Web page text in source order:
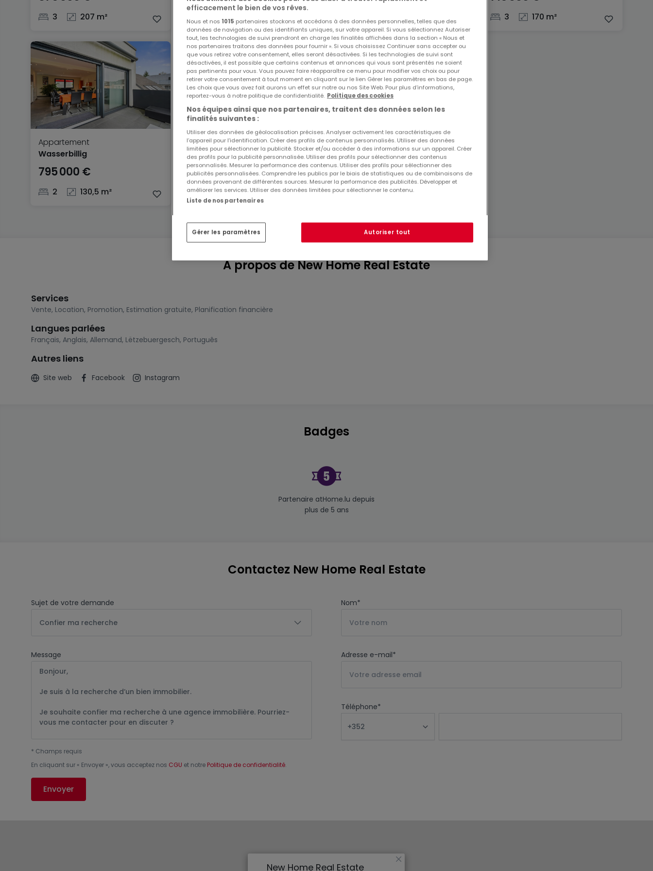
3 207 m² 4 269,55 m² 5 200 m² 3 170 m²
Appartement
Wasserbillig
795 000 €
2 130,5 m²
Terrain
Wincheringen
400 000 €
13,27 ares
A propos de New Home Real Estate
Services
Vente, Location, Promotion, Estimation gratuite, Planification financière
Langues parlées
Français, Anglais, Allemand, Lëtzebuergesch, Português
Autres liens
Site web Facebook Instagram
Badges
Partenaire atHome.lu depuis
plus de 5 ans
Contactez New Home Real Estate
Sujet de votre demande
Confier ma recherche
Message
Nom*
Adresse e-mail*
Téléphone*
* Champs requis
En cliquant sur « Envoyer », vous acceptez nos CGU et notre Politique de confidentialité.
Envoyer
New Home Real Estate
×
efficacement le bien de vos rêves.
Nous et nos 1015 partenaires stockons et accédons à des données personnelles, telles que des
données de navigation ou des identifiants uniques, sur votre appareil. Si vous sélectionnez Autoriser
tout, les technologies de suivi prendront en charge les finalités affichées dans la section « Nous et
nos partenaires traitons des données pour fournir ». Si vous choisissez Continuer sans accepter ou
que vous retirez votre consentement, elles seront désactivées. Si les technologies de suivi sont
désactivées, il est possible que certains contenus et annonces qui vous sont présentés ne soient
pas pertinents pour vous. Vous pouvez faire réapparaître ce menu pour modifier vos choix ou pour
retirer votre consentement à tout moment en cliquant sur le lien Gérer les paramètres en bas de page.
Les choix que vous avez fait aurons un effet sur notre ou nos Site Web. Pour plus d’informations,
reportez-vous à notre politique de confidentialité. Politique des cookies
Nos équipes ainsi que nos partenaires, traitent des données selon les
finalités suivantes :
Utiliser des données de géolocalisation précises. Analyser activement les caractéristiques de
l’appareil pour l’identification. Créer des profils de contenus personnalisés. Utiliser des données
limitées pour sélectionner la publicité. Stocker et/ou accéder à des informations sur un appareil. Créer
des profils pour la publicité personnalisée. Utiliser des profils pour sélectionner des contenus
personnalisés. Mesurer la performance des contenus. Utiliser des profils pour sélectionner des
publicités personnalisées. Comprendre les publics par le biais de statistiques ou de combinaisons de
données provenant de différentes sources. Mesurer la performance des publicités. Développer et
améliorer les services. Utiliser des données limitées pour sélectionner le contenu.
Liste de nos partenaires
Gérer les paramètres Autoriser tout